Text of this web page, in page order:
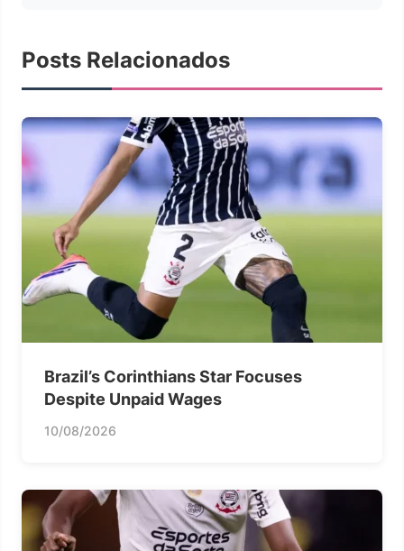
Posts Relacionados
Brazil’s Corinthians Star Focuses
Despite Unpaid Wages
10/08/2026